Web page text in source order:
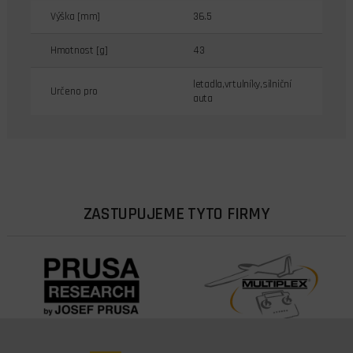
Výška [mm] 36.5
Hmotnost [g] 43
Určeno pro
letadla,vrtulníky,silniční
auta
ZASTUPUJEME TYTO FIRMY